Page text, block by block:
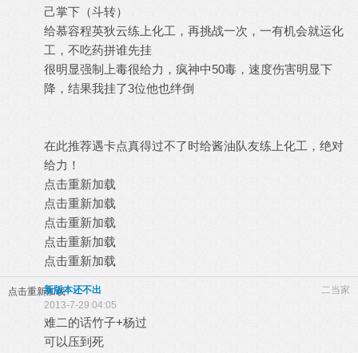
己掌下（斗转）
给慕容程英狄云练上化工，再挑战一次，一有机会就运化
工，不吃药拼谁先挂
很明显强制上毒很给力，疯神中50毒，速度伤害明显下
降，结果我挂了3位他也绊倒
在此推荐遇卡点真得过不了时给酱油队友练上化工，绝对
给力！
点击重新加载
点击重新加载
点击重新加载
点击重新加载
点击重新加载
点击重新加载 二当家
新版本还不出
2013-7-29 04:05
难二的话竹子+杨过
可以压到死